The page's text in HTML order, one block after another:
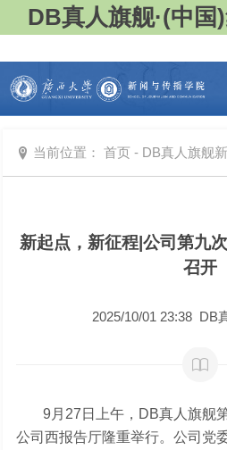
DB真人旗舰·(中
当前位置： 首页 - DB真人旗舰
新起点，新征程|公司第九
召开
2025/10/01 23:38 DB
9月27日上午，DB真人旗舰
公司西报告厅隆重举行。公司党